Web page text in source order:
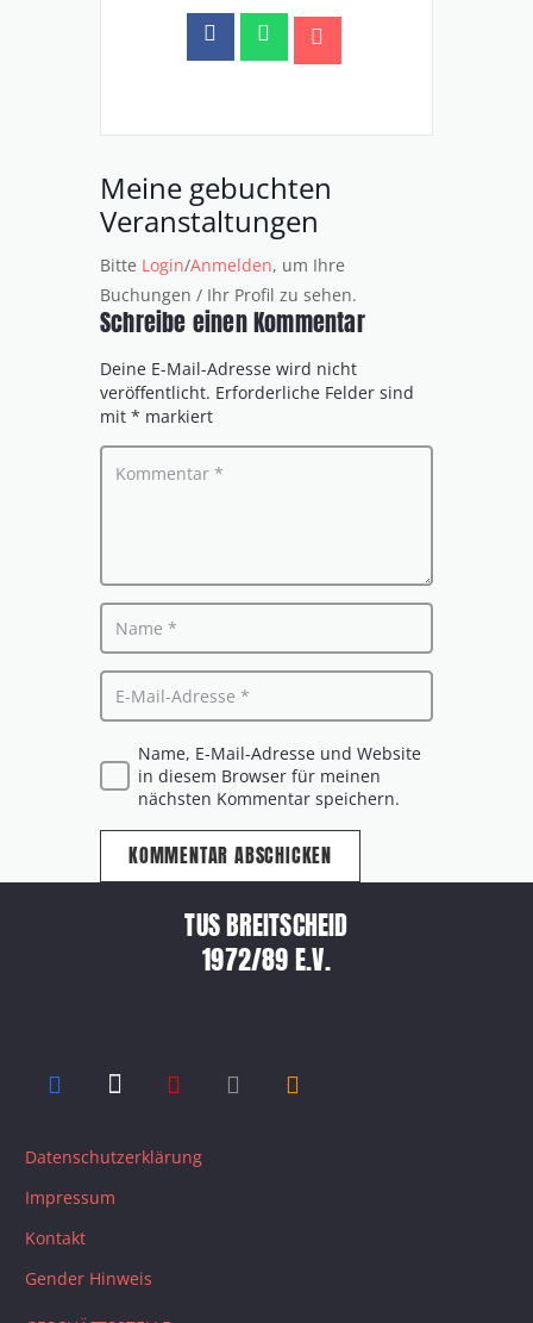
Meine gebuchten
Veranstaltungen
Bitte Login/Anmelden, um Ihre
Buchungen / Ihr Profil zu sehen.
Schreibe einen Kommentar
Deine E-Mail-Adresse wird nicht
veröffentlicht. Erforderliche Felder sind
mit * markiert
Name, E-Mail-Adresse und Website
in diesem Browser für meinen
nächsten Kommentar speichern.
KOMMENTAR ABSCHICKEN
TUS BREITSCHEID
1972/89 E.V.
Datenschutzerklärung
Impressum
Kontakt
Gender Hinweis